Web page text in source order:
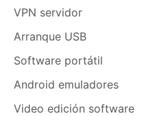
VPN servidor
Arranque USB
Software portátil
Android emuladores
Video edición software